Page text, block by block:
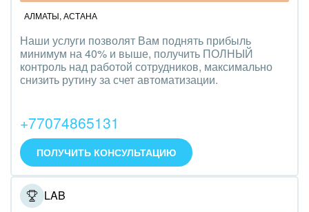
АЛМАТЫ, АСТАНА
Наши услуги позволят Вам поднять прибыль
минимум на 40% и выше, получить ПОЛНЫЙ
контроль над работой сотрудников, максимально
снизить рутину за счет автоматизации.
+77074865131
ПОЛУЧИТЬ КОНСУЛЬТАЦИЮ
ONELAB